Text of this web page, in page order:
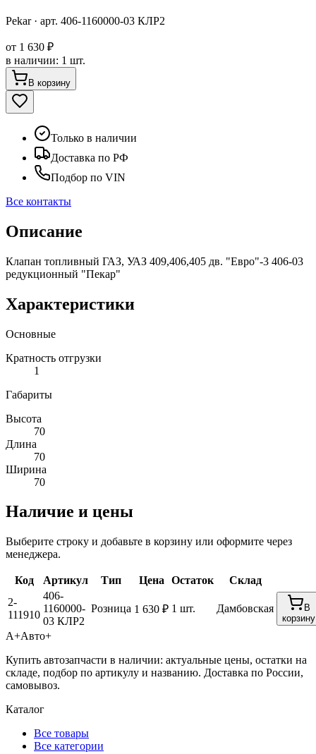
Pekar· арт. 406-1160000-03 КЛР2
от 1 630 ₽
в наличии: 1 шт.
В корзину
Только в наличии
Доставка по РФ
Подбор по VIN
Все контакты
Описание
Клапан топливный ГАЗ, УАЗ 409,406,405 дв. "Евро"-3 406-03
редукционный "Пекар"
Характеристики
Основные
Кратность отгрузки
1
Габариты
Высота
70
Длина
70
Ширина
70
Наличие и цены
Выберите строку и добавьте в корзину или оформите через
менеджера.
Код Артикул Тип Цена Остаток
Склад
2-
111910
406-
1160000-
03 КЛР2
Розница 1 630 ₽ 1 шт. Дамбовская
В
корзину
А+Авто+
Купить автозапчасти в наличии: актуальные цены, остатки на
складе, подбор по артикулу и названию. Доставка по России,
самовывоз.
Каталог
Все товары
Все категории